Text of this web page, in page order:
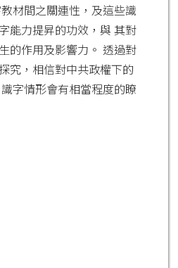
材間之關連性，及這些識
能力提昇的功效，與 其對
的作用及影響力。 透過對
究，相信對中共政權下的
字情形會有相當程度的瞭